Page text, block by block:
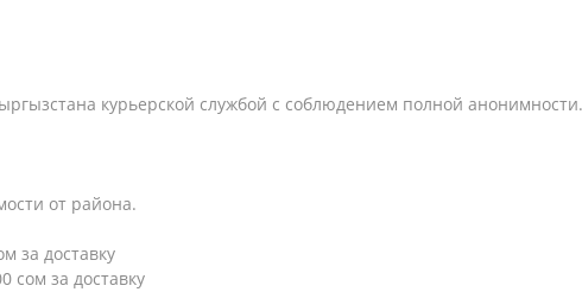
курьерской службой с соблюдением полной
от района.
за доставку
сом за доставку